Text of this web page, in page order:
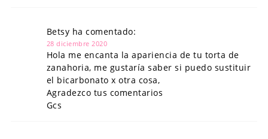
Betsy ha comentado:
28 diciembre 2020
Hola me encanta la apariencia de tu torta de
zanahoria, me gustaría saber si puedo sustituir
el bicarbonato x otra cosa,
Agradezco tus comentarios
Gcs